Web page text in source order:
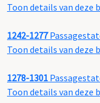
Toon details van deze
1242-1277
Toon details van deze
1278-1301
Toon details van deze